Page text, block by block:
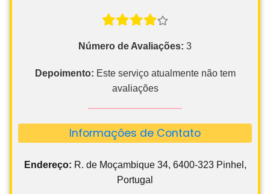
Número de Avaliações: 3
Depoimento: Este serviço atualmente não tem
avaliações
Informações de Contato
Endereço: R. de Moçambique 34, 6400-323 Pinhel,
Portugal